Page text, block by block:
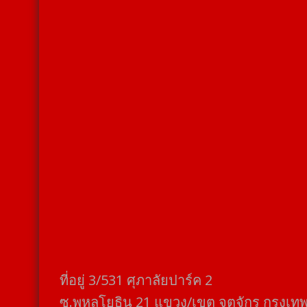
ที่อยู่​ 3/531​ ศุภาลัยปาร์ค​ 2
ซ.พหลโยธิน​ 21​ แขวง/เขต​ จตุจักร​ กรุงเท